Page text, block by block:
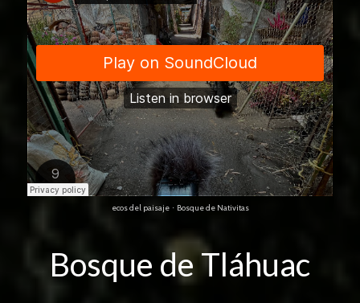
ecos del paisaje· Bosque de Nativitas
Bosque de Tláhuac